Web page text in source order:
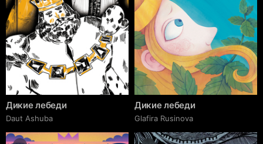
Дикие лебеди
Daut Ashuba
Дикие лебеди
Glafira Rusinova